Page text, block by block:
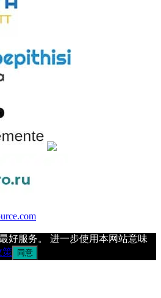
好服务。 进一步使用本网站意味
策 同意